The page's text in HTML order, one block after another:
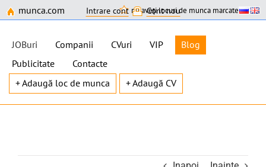
munca.com Intrare cont Cont nou
nu aveți locuri de munca marcate
JOBuri Companii CVuri VIP
Blog
Publicitate
Contacte
+ Adaugă loc de munca
+ Adaugă CV
content